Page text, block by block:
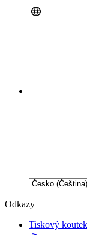
Odkazy
Tiskový koutek